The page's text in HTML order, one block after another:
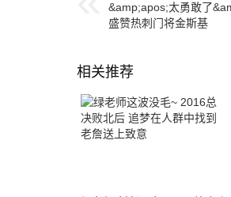
&amp;apos;太勇敢了
盛赞热刺门将金斯基
相关推荐